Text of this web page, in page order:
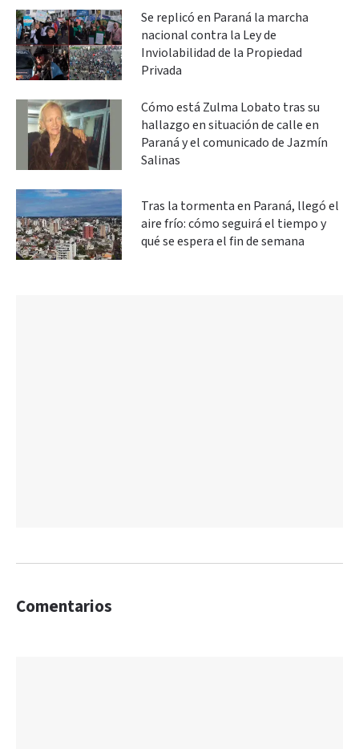
Se replicó en Paraná la marcha
nacional contra la Ley de
Inviolabilidad de la Propiedad
Privada
Cómo está Zulma Lobato tras su
hallazgo en situación de calle en
Paraná y el comunicado de Jazmín
Salinas
Tras la tormenta en Paraná, llegó el
aire frío: cómo seguirá el tiempo y
qué se espera el fin de semana
Comentarios